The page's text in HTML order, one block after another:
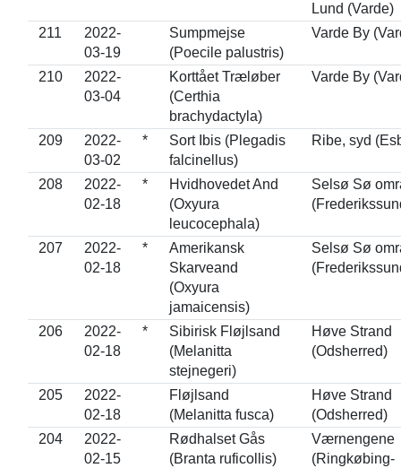
Lund (Varde)
211
2022-
03-19
Sumpmejse
(Poecile palustris)
Varde By
210
2022-
03-04
Korttået Træløber
(Certhia
brachydactyla)
Varde By
209
2022-
03-02
*
Sort Ibis (Plegadis
falcinellus)
Ribe, syd
208
2022-
02-18
*
Hvidhovedet And
(Oxyura
leucocephala)
Selsø Sø
207
2022-
02-18
*
Amerikansk
Skarveand
(Oxyura
jamaicensis)
Selsø Sø
206
2022-
02-18
*
Sibirisk Fløjlsand
(Melanitta
stejnegeri)
Høve Strand
(Odsherred)
205
2022-
02-18
Fløjlsand
(Melanitta fusca)
Høve Strand
(Odsherred)
204
2022-
02-15
Rødhalset Gås
(Branta ruficollis)
Værnengene
(Ringkøbing-